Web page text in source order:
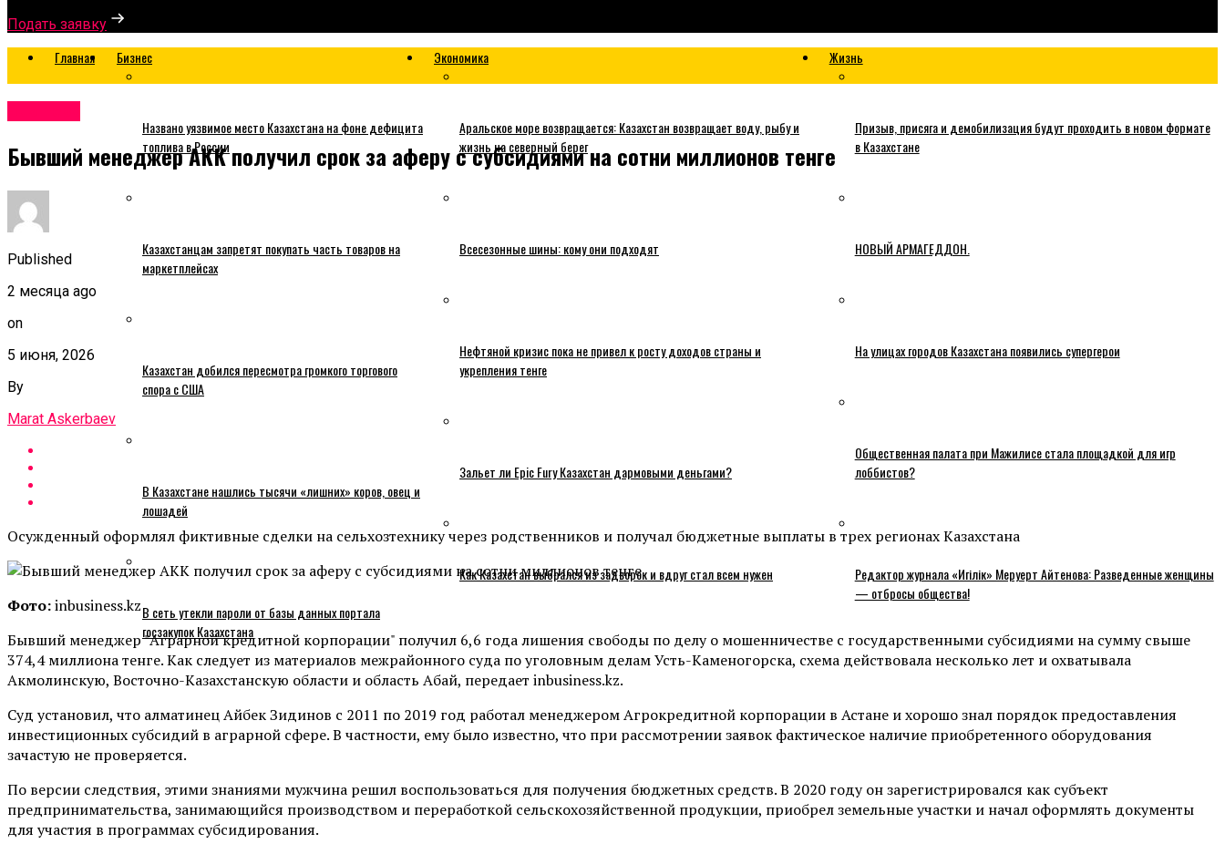
Подать заявку
Главная Бизнес
Названо уязвимое место Казахстана на фоне дефицита
топлива в России
Казахстанцам запретят покупать часть товаров на
маркетплейсах
Казахстан добился пересмотра громкого торгового
спора с США
В Казахстане нашлись тысячи «лишних» коров, овец и
лошадей
В сеть утекли пароли от базы данных портала
госзакупок Казахстана
Экономика
Аральское море возвращается: Казахстан возвращает воду, рыбу и
жизнь на северный берег
Всесезонные шины: кому они подходят
Нефтяной кризис пока не привел к росту доходов страны и
укрепления тенге
Зальет ли Epic Fury Казахстан дармовыми деньгами?
Как Казахстан выбрался из задворок и вдруг стал всем нужен
Жизнь
Призыв, присяга и демобилизация будут проходить в новом формате
в Казахстане
НОВЫЙ АРМАГЕДДОН.
На улицах городов Казахстана появились супергерои
Общественная палата при Мажилисе стала площадкой для игр
лоббистов?
Редактор журнала «Игілік» Меруерт Айтенова: Разведенные женщины
— отбросы общества!
Бывший менеджер АКК получил срок за аферу с субсидиями на сотни миллионов тенге
Published
2 месяца ago
on
5 июня, 2026
By
Marat Askerbaev
Осужденный оформлял фиктивные сделки на сельхозтехнику через родственников и получал бюджетные выплаты в трех регионах Казахстана
Фото:inbusiness.kz
Бывший менеджер "Аграрной кредитной корпорации" получил 6,6 года лишения свободы по делу о мошенничестве с государственными субсидиями на сумму свыше
374,4 миллиона тенге. Как следует из материалов межрайонного суда по уголовным делам Усть-Каменогорска, схема действовала несколько лет и охватывала
Акмолинскую, Восточно-Казахстанскую области и область Абай, передает inbusiness.kz.
Суд установил, что алматинец Айбек Зидинов с 2011 по 2019 год работал менеджером Агрокредитной корпорации в Астане и хорошо знал порядок предоставления
инвестиционных субсидий в аграрной сфере. В частности, ему было известно, что при рассмотрении заявок фактическое наличие приобретенного оборудования
зачастую не проверяется.
По версии следствия, этими знаниями мужчина решил воспользоваться для получения бюджетных средств. В 2020 году он зарегистрировался как субъект
предпринимательства, занимающийся производством и переработкой сельскохозяйственной продукции, приобрел земельные участки и начал оформлять документы
для участия в программах субсидирования.